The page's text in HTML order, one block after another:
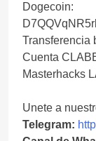
Dogecoin:
Transferencia
Cuenta
Masterhacks
Unete a
Telegram: